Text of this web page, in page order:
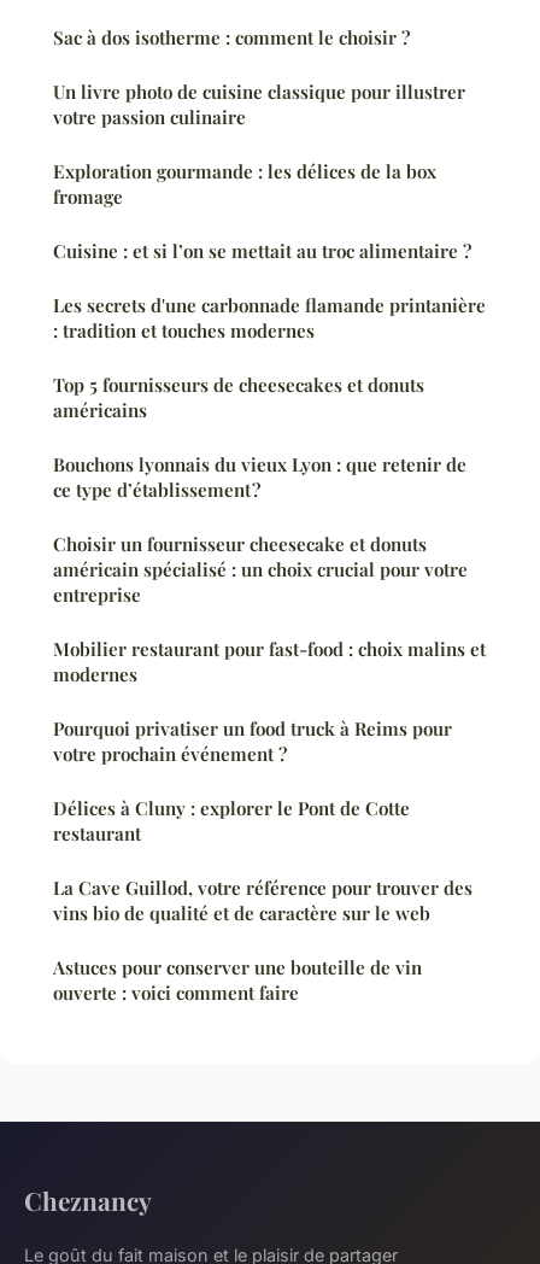
Sac à dos isotherme : comment le choisir ?
Un livre photo de cuisine classique pour illustrer
votre passion culinaire
Exploration gourmande : les délices de la box
fromage
Cuisine : et si l’on se mettait au troc alimentaire ?
Les secrets d'une carbonnade flamande printanière
: tradition et touches modernes
Top 5 fournisseurs de cheesecakes et donuts
américains
Bouchons lyonnais du vieux Lyon : que retenir de
ce type d’établissement ?
Choisir un fournisseur cheesecake et donuts
américain spécialisé : un choix crucial pour votre
entreprise
Mobilier restaurant pour fast-food : choix malins et
modernes
Pourquoi privatiser un food truck à Reims pour
votre prochain événement ?
Délices à Cluny : explorer le Pont de Cotte
restaurant
La Cave Guillod, votre référence pour trouver des
vins bio de qualité et de caractère sur le web
Astuces pour conserver une bouteille de vin
ouverte : voici comment faire
Cheznancy
Le goût du fait maison et le plaisir de partager